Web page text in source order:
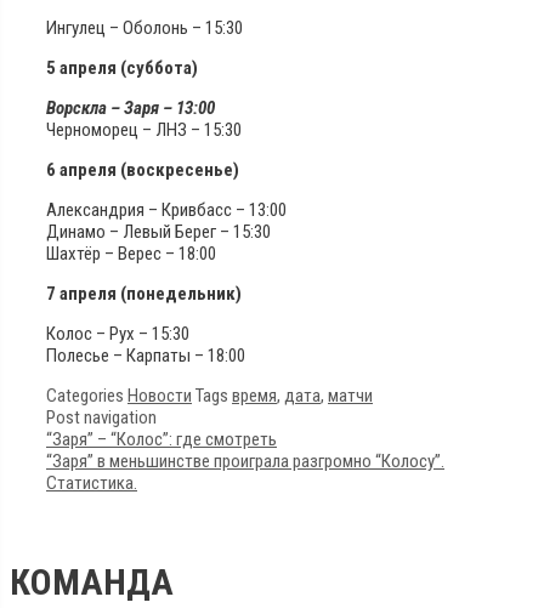
Ингулец – Оболонь – 15:30
5 апреля (суббота)
Ворскла – Заря – 13:00
Черноморец – ЛНЗ – 15:30
6 апреля (воскресенье)
Александрия – Кривбасс – 13:00
Динамо – Левый Берег – 15:30
Шахтёр – Верес – 18:00
7 апреля (понедельник)
Колос – Рух – 15:30
Полесье – Карпаты – 18:00
Categories Новости Tags время, дата, матчи
Post navigation
“Заря” – “Колос”: где смотреть
“Заря” в меньшинстве проиграла разгромно “Колосу”.
Статистика.
КОМАНДА